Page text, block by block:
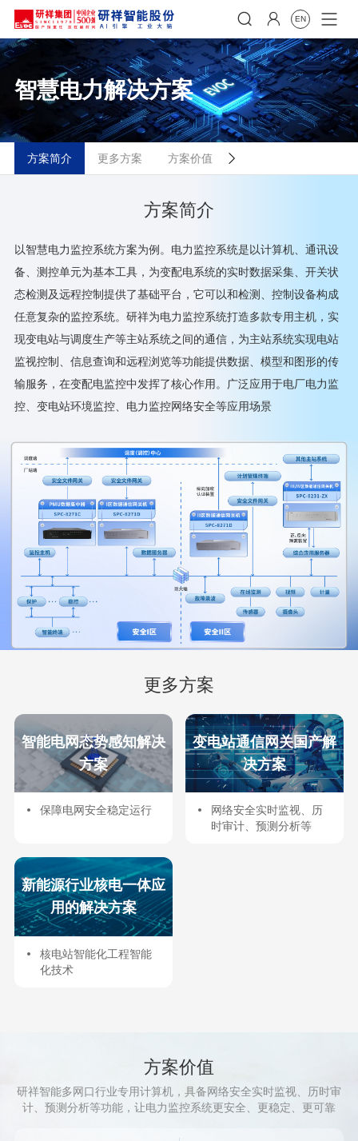
  EN
智慧电力解决方案
方案简介 更多方案 方案价值 
方案简介
以智慧电力监控系统方案为例。电力监控系统是以计算机、通讯设
备、测控单元为基本工具，为变配电系统的实时数据采集、开关状
态检测及远程控制提供了基础平台，它可以和检测、控制设备构成
任意复杂的监控系统。研祥为电力监控系统打造多款专用主机，实
现变电站与调度生产等主站系统之间的通信，为主站系统实现电站
监视控制、信息查询和远程浏览等功能提供数据、模型和图形的传
输服务，在变配电监控中发挥了核心作用。广泛应用于电厂电力监
控、变电站环境监控、电力监控网络安全等应用场景
更多方案
智能电网态势感知解决
方案
保障电网安全稳定运行
变电站通信网关国产解
决方案
网络安全实时监视、历
时审计、预测分析等
新能源行业核电一体应
用的解决方案
核电站智能化工程智能
化技术
方案价值
研祥智能多网口行业专用计算机，具备网络安全实时监视、历时审
计、预测分析等功能，让电力监控系统更安全、更稳定、更可靠